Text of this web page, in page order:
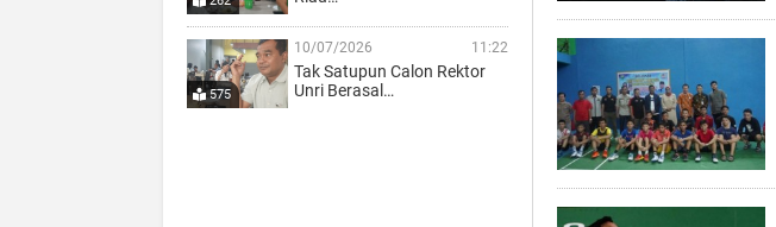
575
10/07/2026 11:22
Tak Satupun Calon Rektor
Unri Berasal…